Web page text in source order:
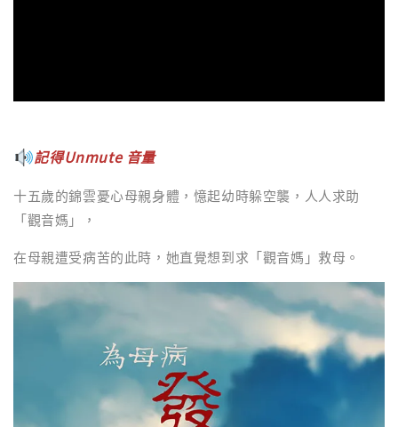
記得Unmute 音量
十五歲的錦雲憂心母親身體，憶起幼時躲空襲，人人求助
「觀音媽」，
在母親遭受病苦的此時，她直覺想到求「觀音媽」救母。